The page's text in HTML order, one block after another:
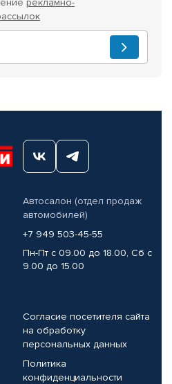
рекламно-
Автосалон (отдел продаж
автомобилей)
+7 949 503-45-55
Пн-Пт с 09.00 до 18.00, Сб с
9.00 до 15.00
Согласие посетителя сайта
на обработку
персональных данных
Политика
конфиденциальности